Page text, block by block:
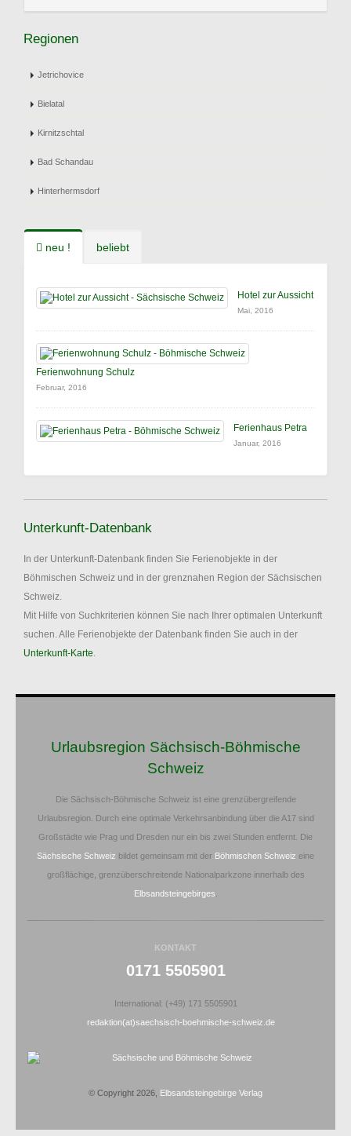
Regionen
Jetrichovice
Bielatal
Kirnitzschtal
Bad Schandau
Hinterhermsdorf
neu ! beliebt
Hotel zur Aussicht
Mai, 2016
Ferienwohnung Schulz
Februar, 2016
Ferienhaus Petra
Januar, 2016
Unterkunft-Datenbank
In der Unterkunft-Datenbank finden Sie Ferienobjekte in der
Böhmischen Schweiz und in der grenznahen Region der Sächsischen
Schweiz.
Mit Hilfe von Suchkriterien können Sie nach Ihrer optimalen Unterkunft
suchen. Alle Ferienobjekte der Datenbank finden Sie auch in der
Unterkunft-Karte.
Urlaubsregion Sächsisch-Böhmische
Schweiz
Die Sächsisch-Böhmische Schweiz ist eine grenzübergreifende
Urlaubsregion. Durch eine optimale Verkehrsanbindung über die A17 sind
Großstädte wie Prag und Dresden nur ein bis zwei Stunden entfernt. Die
Sächsische Schweiz bildet gemeinsam mit der Böhmischen Schweiz eine
großflächige, grenzüberschreitende Nationalparkzone innerhalb des
Elbsandsteingebirges
KONTAKT
0171 5505901
International: (+49) 171 5505901
redaktion(at)saechsisch-boehmische-schweiz.de
© Copyright 2026, Elbsandsteingebirge Verlag